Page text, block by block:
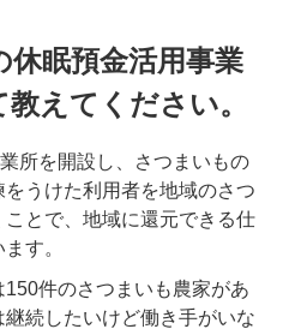
眠預金活用事業
えてください。
所を開設し、さつまいもの
うけた利用者を地域のさつ
とで、地域に還元できる仕
す。
件のさつまいも農家があ
続したいけど働き手がいな